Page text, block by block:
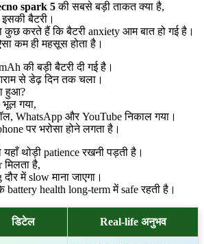
spark 5की सबसे बड़ी ताकत क्या है,
इसकी बैटरी।
करते हैं कि बैटरी anxiety आम बात हो गई है।
कम ही महसूस होता है।
की बड़ी बैटरी दी गई है।
से डेढ़ दिन तक चला।
हुआ?
भूल गया,
WhatsApp और YouTube निकाल गया।
पर भरोसा होने लगता है।
थोड़ी patience रखनी पड़ती है।
है,
में slow माना जाएगा।
battery health long-term में safe रहती है।
डिटेल Real-life अनुभव